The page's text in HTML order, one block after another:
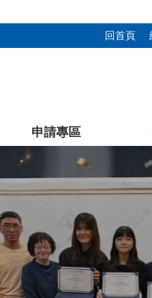
回首頁
申請專區